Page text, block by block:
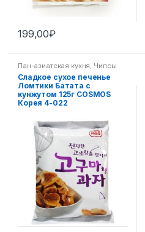
199,00₽
Пан-азиатская кухня, Чипсы
Сладкое сухое печенье
Ломтики Батата с
кунжутом 125г COSMOS
Корея 4-022